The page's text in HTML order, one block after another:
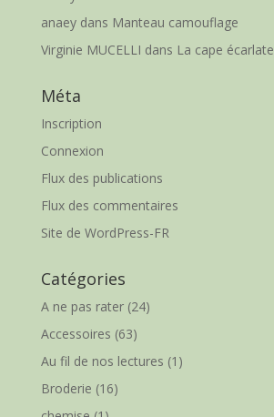
anaeydans Manteau camouflage
Virginie MUCELLI dans La cape écarlate
Méta
Inscription
Connexion
Flux des publications
Flux des commentaires
Site de WordPress-FR
Catégories
A ne pas rater(24)
Accessoires (63)
Au fil de nos lectures (1)
Broderie (16)